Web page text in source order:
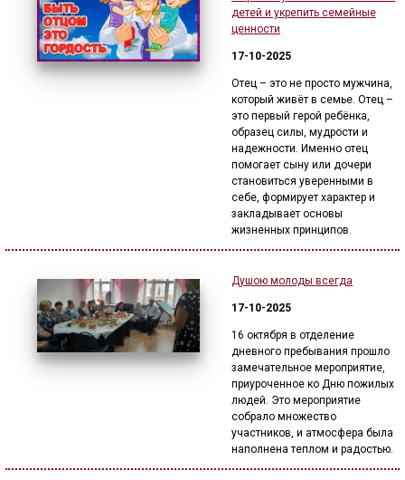
детей и укрепить семейные
ценности
17-10-2025
Отец – это не просто мужчина,
который живёт в семье. Отец –
это первый герой ребёнка,
образец силы, мудрости и
надежности. Именно отец
помогает сыну или дочери
становиться уверенными в
себе, формирует характер и
закладывает основы
жизненных принципов.
Душою молоды всегда
17-10-2025
16 октября в отделение
дневного пребывания прошло
замечательное мероприятие,
приуроченное ко Дню пожилых
людей. Это мероприятие
собрало множество
участников, и атмосфера была
наполнена теплом и радостью.